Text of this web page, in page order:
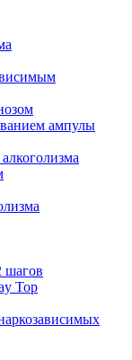
ампулы
шагов
Top